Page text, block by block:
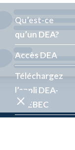
Qu’est-ce
qu’un DEA?
Accès DEA
Téléchargez
l’appli DEA-
QUÉBEC